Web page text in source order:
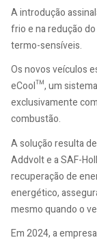
A introdução
frio e na redução
termo-sensíveis.
Os novos veículos
eCool™, um
exclusivamente
combustão.
A solução resulta
Addvolt e a SAF-
recuperação de
energético,
mesmo quando o
Em 2024, a